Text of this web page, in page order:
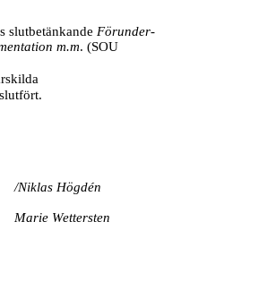
slutbetänkande Förunder-
m.m. (SOU
/Niklas Högdén
Marie Wettersten